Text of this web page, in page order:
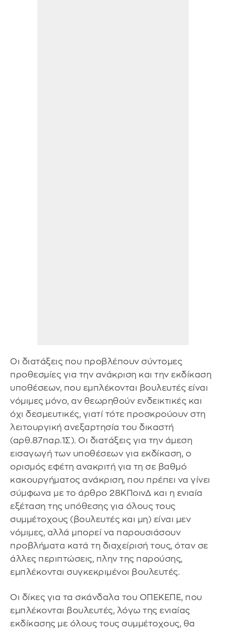
Οι διατάξεις που προβλέπουν σύντομες
προθεσμίες για την ανάκριση και την εκδίκαση
υποθέσεων, που εμπλέκονται βουλευτές είναι
νόμιμες μόνο, αν θεωρηθούν ενδεικτικές και
όχι δεσμευτικές, γιατί τότε προσκρούουν στη
λειτουργική ανεξαρτησία του δικαστή
(αρθ.87παρ.1Σ). Οι διατάξεις για την άμεση
εισαγωγή των υποθέσεων για εκδίκαση, ο
ορισμός εφέτη ανακριτή για τη σε βαθμό
κακουργήματος ανάκριση, που πρέπει να γίνει
σύμφωνα με το άρθρο 28ΚΠοινΔ και η ενιαία
εξέταση της υπόθεσης για όλους τους
συμμέτοχους (βουλευτές και μη) είναι μεν
νόμιμες, αλλά μπορεί να παρουσιάσουν
προβλήματα κατά τη διαχείρισή τους, όταν σε
άλλες περιπτώσεις, πλην της παρούσης,
εμπλέκονται συγκεκριμένοι βουλευτές.
Οι δίκες για τα σκάνδαλα του ΟΠΕΚΕΠΕ, που
εμπλέκονται βουλευτές, λόγω της ενιαίας
εκδίκασης με όλους τους συμμέτοχους, θα